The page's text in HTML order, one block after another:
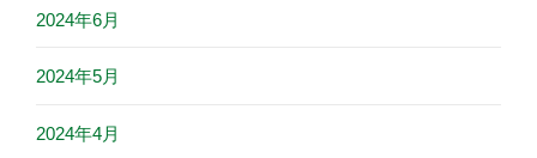
2024年6月
2024年5月
2024年4月